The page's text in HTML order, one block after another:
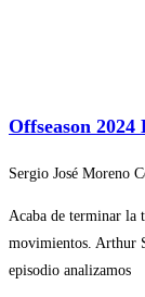
Offseason
Sergio José Moreno
Acaba de terminar la
movimientos. Arthur
episodio analizamos